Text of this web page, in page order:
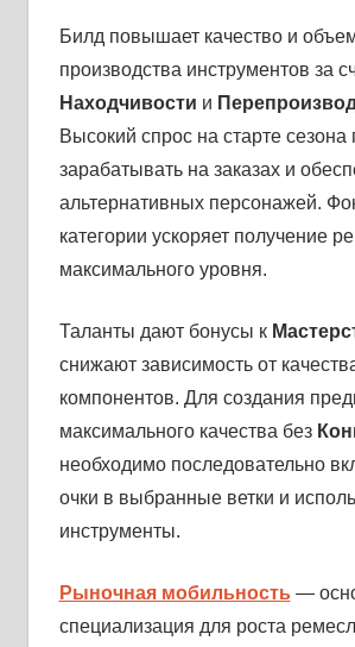
Билд повышает качество и
производства инструментов за
Находчивости и
Высокий спрос на старте сезона
зарабатывать на заказах и
альтернативных персонажей.
категории ускоряет получение
максимального уровня.
Таланты дают бонусы к
снижают зависимость от
компонентов. Для создания
максимального качества без
необходимо последовательно
очки в выбранные ветки и
инструменты.
Рыночная мобильность—
специализация для роста